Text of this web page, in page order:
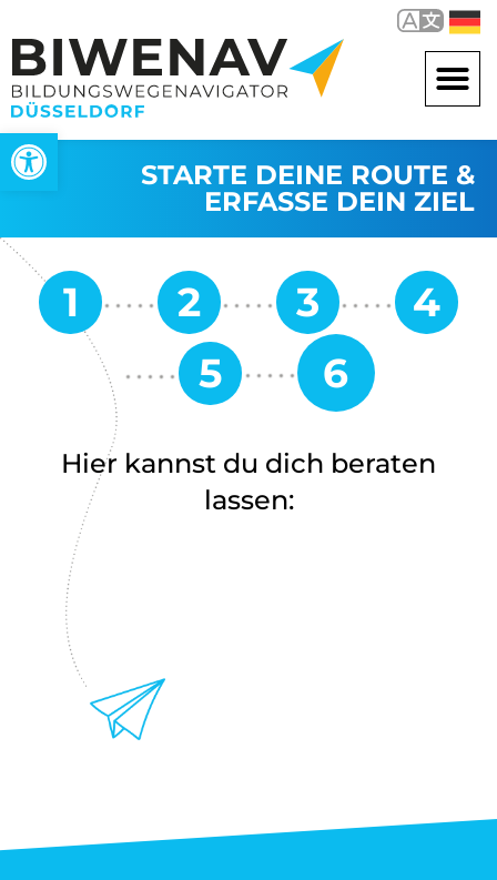
Open toolbar
STARTE DEINE ROUTE &
ERFASSE DEIN ZIEL
Hier kannst du dich beraten
lassen: